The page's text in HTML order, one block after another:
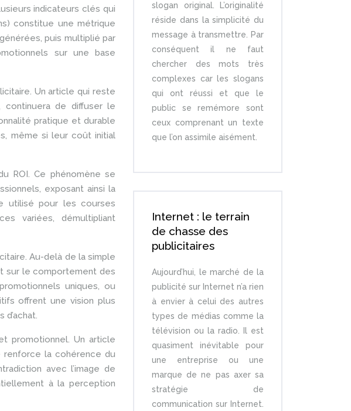
indicateurs clés qui
constitue une métrique
puis multiplié par
sur une base
Un article qui reste
continuera de diffuser le
pratique et durable
même si leur coût initial
ROI. Ce phénomène se
exposant ainsi la
utilisé pour les courses
variées, démultipliant
Au-delà de la simple
sur le comportement des
uniques, ou
offrent une vision plus
promotionnel. Un article
renforce la cohérence du
avec l’image de
à la perception
slogan original. L’originalité
réside dans la simplicité du
message à transmettre. Par
conséquent il ne faut
chercher des mots très
complexes car les slogans
qui ont réussi et que le
public se remémore sont
ceux comprenant un texte
que l’on assimile aisément.
Internet : le terrain
de chasse des
publicitaires
Aujourd’hui, le marché de la
publicité sur Internet n’a rien
à envier à celui des autres
types de médias comme la
télévision ou la radio. Il est
quasiment inévitable pour
une entreprise ou une
marque de ne pas axer sa
stratégie de
communication sur Internet.